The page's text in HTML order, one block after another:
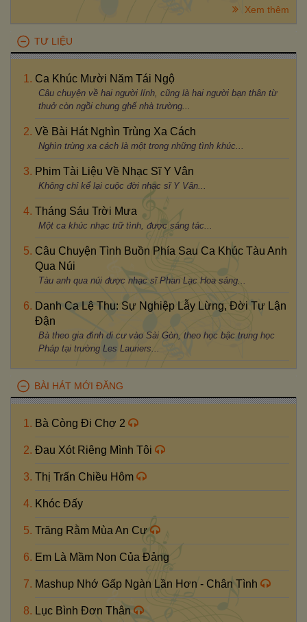
Xem thêm
TƯ LIỆU
Ca Khúc Mười Năm Tái Ngộ
Câu chuyện về hai người lính, cũng là hai người bạn thân từ
thuở còn ngồi chung ghế nhà trường...
Về Bài Hát Nghìn Trùng Xa Cách
Nghìn trùng xa cách là một trong những tình khúc...
Phim Tài Liệu Về Nhạc Sĩ Y Vân
Không chỉ kể lại cuộc đời nhạc sĩ Y Vân...
Tháng Sáu Trời Mưa
Một ca khúc nhạc trữ tình, được sáng tác...
Câu Chuyện Tình Buồn Phía Sau Ca Khúc Tàu Anh
Qua Núi
Tàu anh qua núi được nhạc sĩ Phan Lạc Hoa sáng...
Danh Ca Lệ Thu: Sự Nghiệp Lẫy Lừng, Đời Tư Lận
Đận
Bà theo gia đình di cư vào Sài Gòn, theo học bậc trung học
Pháp tại trường Les Lauriers...
BÀI HÁT MỚI ĐĂNG
Bà Còng Đi Chợ 2
Đau Xót Riêng Mình Tôi
Thị Trấn Chiều Hôm
Khóc Đấy
Trăng Rằm Mùa An Cư
Em Là Mầm Non Của Đảng
Mashup Nhớ Gấp Ngàn Lần Hơn - Chân Tình
Lục Bình Đơn Thân